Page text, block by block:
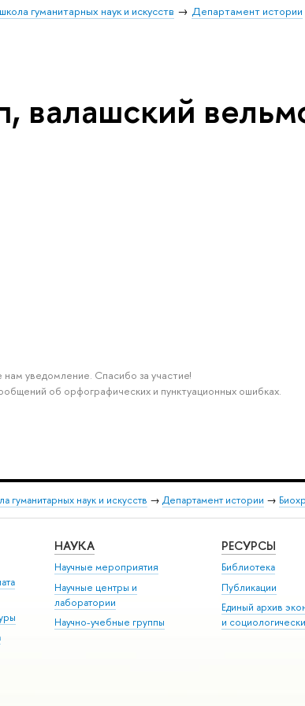
гуманитарных наук и искусств Департамент истории
валашский
уведомление. Спасибо за участие!
об орфографических и пунктуационных ошибках.
гуманитарных наук и искусств → Департамент истории →
НАУКА
Научные мероприятия
Научные центры и
лаборатории
Научно-учебные группы
РЕСУРСЫ
Библиотека
Публикации
Единый архив
и